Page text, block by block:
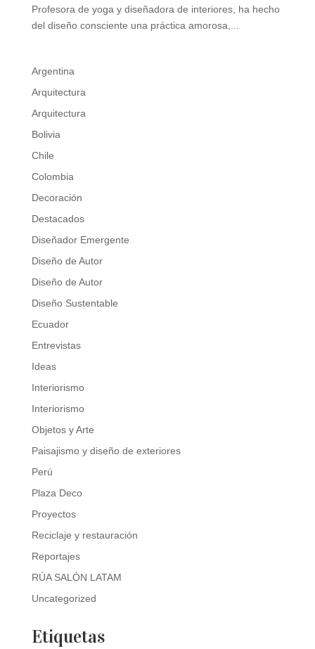
Profesora de yoga y diseñadora de interiores, ha hecho
del diseño consciente una práctica amorosa,...
Argentina
Arquitectura
Arquitectura
Bolivia
Chile
Colombia
Decoración
Destacados
Diseñador Emergente
Diseño de Autor
Diseño de Autor
Diseño Sustentable
Ecuador
Entrevistas
Ideas
Interiorismo
Interiorismo
Objetos y Arte
Paisajismo y diseño de exteriores
Perú
Plaza Deco
Proyectos
Reciclaje y restauración
Reportajes
RÚA SALÓN LATAM
Uncategorized
Etiquetas